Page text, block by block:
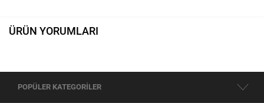
ÜRÜN YORUMLARI
POPÜLER KATEGORİLER